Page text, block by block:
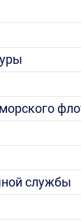
службы